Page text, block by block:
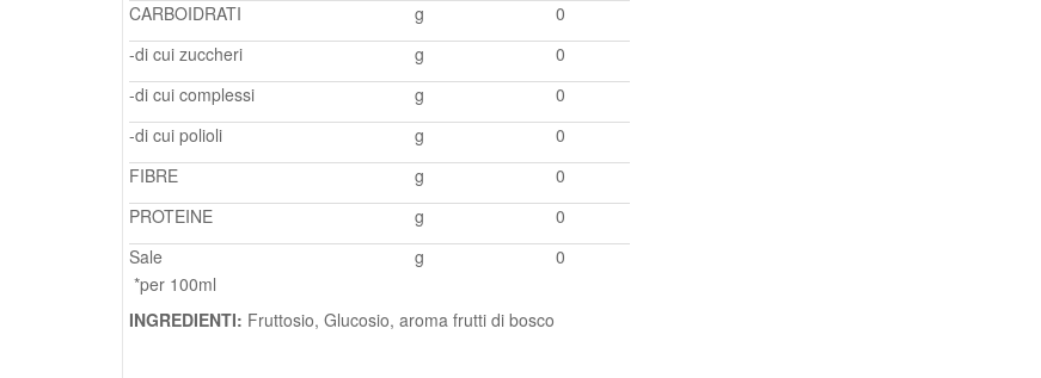
CARBOIDRATI
g
0
-di cui zuccheri
g
0
-di cui complessi
g
0
-di cui polioli
g
0
FIBRE
g
0
PROTEINE
g
0
Sale
g
0
*per 100ml
INGREDIENTI: Fruttosio, Glucosio, aroma frutti di bosco